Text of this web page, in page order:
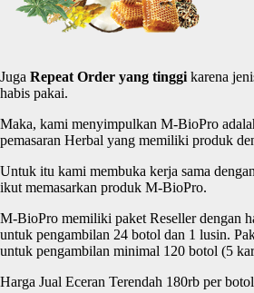
Juga Repeat Order yang tinggi karena
habis pakai.
Maka, kami menyimpulkan M-BioPro
pemasaran Herbal yang memiliki produk
Untuk itu kami membuka kerja sama
ikut memasarkan produk M-BioPro.
M-BioPro memiliki paket Reseller dengan
untuk pengambilan 24 botol dan 1 lusin.
untuk pengambilan minimal 120 botol (5
Harga Jual Eceran Terendah 180rb per